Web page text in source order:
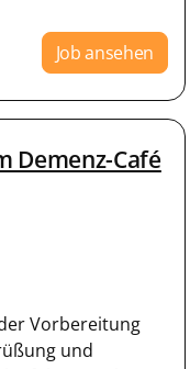
Job ansehen
Demenz-Café
Vorbereitung
und